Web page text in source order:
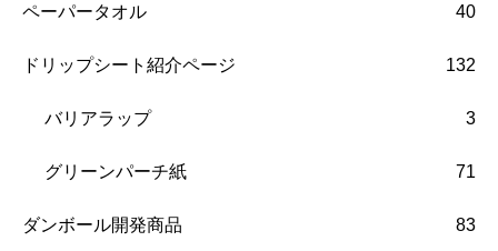
ペーパータオル 40
ドリップシート紹介ページ 132
バリアラップ 3
グリーンパーチ紙 71
ダンボール開発商品 83